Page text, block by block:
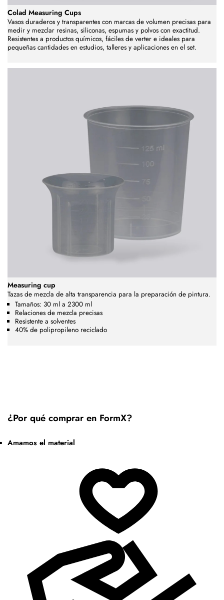
Colad Measuring Cups
Vasos duraderos y transparentes con marcas de volumen precisas para
medir y mezclar resinas, siliconas, espumas y polvos con exactitud.
Resistentes a productos químicos, fáciles de verter e ideales para
pequeñas cantidades en estudios, talleres y aplicaciones en el set.
Measuring cup
Tazas de mezcla de alta transparencia para la preparación de pintura.
Tamaños: 30 ml a 2300 ml
Relaciones de mezcla precisas
Resistente a solventes
40% de polipropileno reciclado
¿Por qué comprar en FormX?
Amamos el material